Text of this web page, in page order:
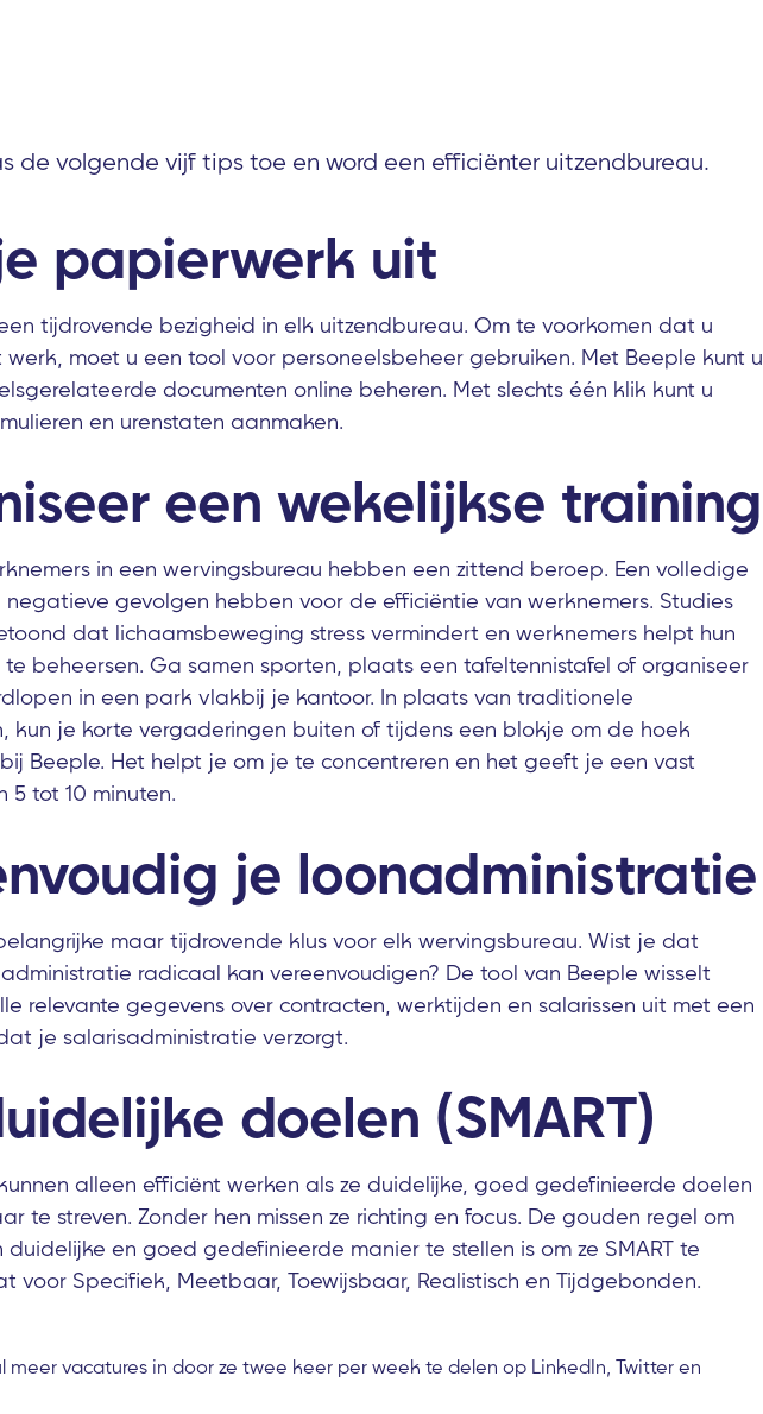
de volgende vijf tips toe en word een efficiënter uitzendbureau.
papierwerk uit
tijdrovende bezigheid in elk uitzendbureau. Om te voorkomen dat u
werk, moet u een tool voor personeelsbeheer gebruiken. Met Beeple kunt u
documenten online beheren. Met slechts één klik kunt u
en urenstaten aanmaken.
een wekelijkse training
in een wervingsbureau hebben een zittend beroep. Een volledige
gevolgen hebben voor de efficiëntie van werknemers. Studies
dat lichaamsbeweging stress vermindert en werknemers helpt hun
beheersen. Ga samen sporten, plaats een tafeltennistafel of organiseer
in een park vlakbij je kantoor. In plaats van traditionele
kun je korte vergaderingen buiten of tijdens een blokje om de hoek
Beeple. Het helpt je om je te concentreren en het geeft je een vast
5 tot 10 minuten.
je loonadministratie
maar tijdrovende klus voor elk wervingsbureau. Wist je dat
radicaal kan vereenvoudigen? De tool van Beeple wisselt
relevante gegevens over contracten, werktijden en salarissen uit met een
je salarisadministratie verzorgt.
doelen (SMART)
alleen efficiënt werken als ze duidelijke, goed gedefinieerde doelen
te streven. Zonder hen missen ze richting en focus. De gouden regel om
en goed gedefinieerde manier te stellen is om ze SMART te
voor Specifiek, Meetbaar, Toewijsbaar, Realistisch en Tijdgebonden.
meer vacatures in door ze twee keer per week te delen op LinkedIn, Twitter en